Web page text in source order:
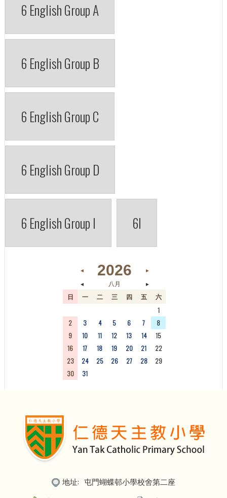
6 English Group A
6 English Group B
6 English Group C
6 English Group D
6 English Group I 6I
◄ 2026
►
◄
八月 ►
日 一 二 三 四 五
六
1
2
3 4 5 6 7
8
9
10 11 12 13 14
15
16
17 18 19 20 21
22
23
24 25 26 27 28
29
30
31
地址: 屯門蝴蝶邨小學校舍第二座